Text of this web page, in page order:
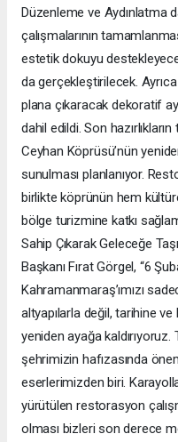
Düzenleme ve Aydınlatma
çalışmalarının
estetik dokuyu
da gerçekleştirilecek.
plana çıkaracak dekoratif
dahil edildi. Son
Ceyhan Köprüsü’nün
sunulması planlanıyor.
birlikte köprünün hem
bölge turizmine katkı
Sahip Çıkarak Geleceğe
Başkanı Fırat Görgel, “6
Kahramanmaraş’ımızı
altyapılarla değil, tarihine
yeniden ayağa
şehrimizin hafızasında
eserlerimizden biri.
yürütülen restorasyon
olması bizleri son derece